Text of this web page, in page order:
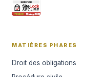
MATIÈRES PHARES
Droit des obligations